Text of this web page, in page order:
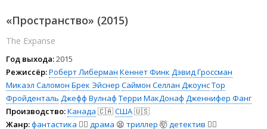
«Пространство» (2015)
The Expanse
Год выхода:2015
Режиссёр:Роберт Либерман Кеннет Финк Дэвид Гроссман
Микаэл Саломон Брек Эйснер Саймон Селлан ДжоунсТор
Фройденталь Джефф Вулнаф Терри МакДонаф Дженнифер Фанг
Производство:Канада 🇨🇦США🇺🇸
Жанр:фантастика 🧙‍♀️ драма 😫 триллер 🤯детектив 🕵️‍♂️